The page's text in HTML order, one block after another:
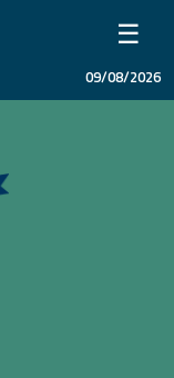
☰
09/08/2026